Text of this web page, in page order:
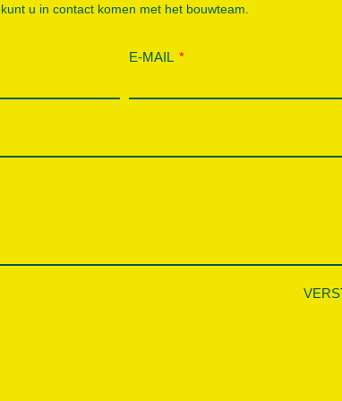
u in contact komen met het bouwteam.
E-MAIL